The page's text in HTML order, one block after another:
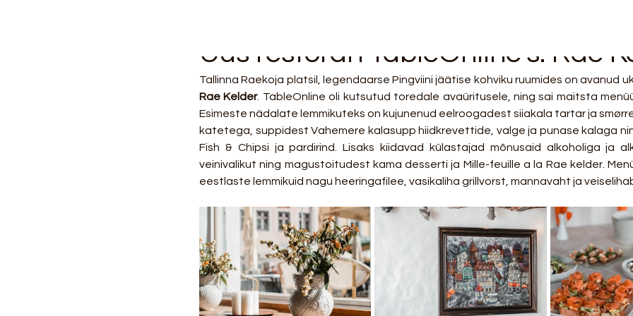
Uus restoran TableOnline's: Rae
Rae Kelder. TableOnline oli kutsutud toredale avaüritusele, ning sai maitsta
Esimeste nädalate lemmikuteks on kujunenud eelroogadest siiakala tartar ja
katetega, suppidest Vahemere kalasupp hiidkrevettide, valge ja punase kalaga
Fish & Chipsi ja pardirind. Lisaks kiidavad külastajad mõnusaid alkoholiga ja
veinivalikut ning magustoitudest kama desserti ja Mille-feuille a la Rae kelder.
eestlaste lemmikuid nagu heeringafilee, vasikaliha grillvorst, mannavaht ja